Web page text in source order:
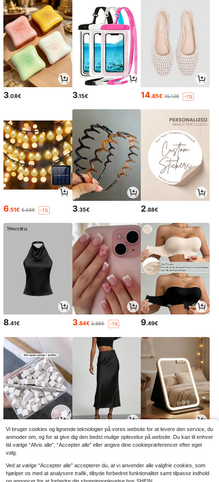
3.08€ 3.15€ 14.85€ 15.13€ -1%
6.51€ 6.58€ -1% 3.35€ 2.88€
8.41€ 3.84€ 3.88€ -1% 9.49€
2.88€ 13.85€13.99€ -1% 4.08€
Vi bruger cookies og lignende teknologier på vores website for at levere den service, du
anmoder om, og for at give dig den bedst mulige oplevelse på website. Du kan til enhver
tid vælge “Afvis alle”, “Accepter alle” eller angive dine cookiepræferencer efter eget
valg.
Ved at vælge “Accepter alle” accepterer du, at vi anvender alle valgfrie cookies, som
hjælper os med at analysere trafik, tilbyde forbedret funktionalitet samt tilpasse indhold